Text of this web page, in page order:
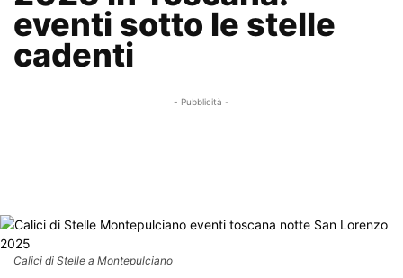
eventi sotto le stelle
cadenti
- Pubblicità -
Calici di Stelle a Montepulciano